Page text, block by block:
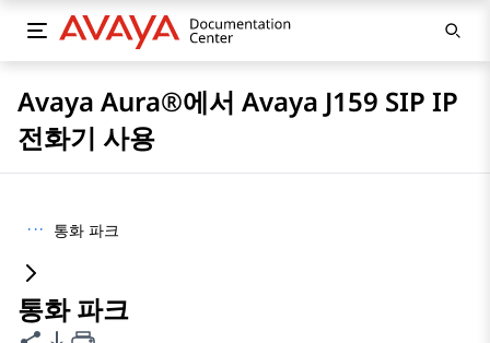
Avaya Aura®에서 Avaya J159 SIP IP
전화기 사용
··· 통화 파크
통화 파크